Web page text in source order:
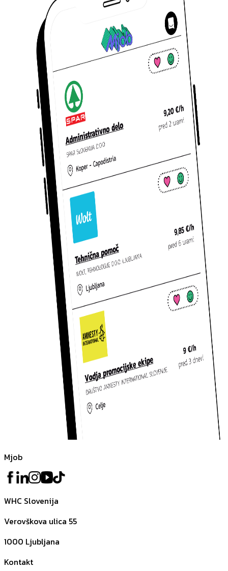
Mjob
WHC Slovenija
Verovškova ulica 55
1000 Ljubljana
Kontakt